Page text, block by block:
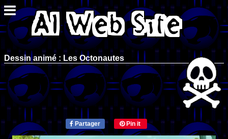
Dessin animé : Les Octonautes
Partager Pin it